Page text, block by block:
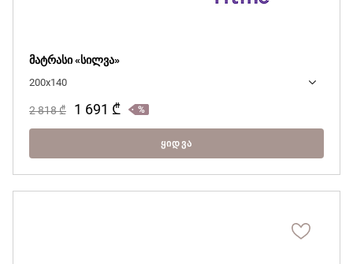
მატრასი «სილვა»
200x140
2 818₾ 1 691 ₾
ᲧᲘᲓᲕᲐ